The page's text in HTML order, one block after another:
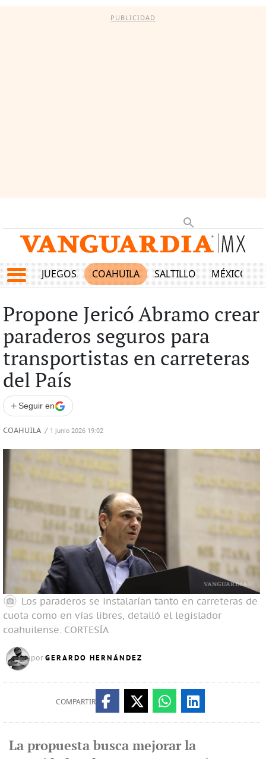
PUBLICIDAD
JUEGOS COAHUILA SALTILLO MÉXICO
Propone Jericó Abramo crear
paraderos seguros para
transportistas en carreteras
del País
+ Seguir en
COAHUILA / 1 junio 2026 19:02
Los paraderos se instalarían tanto en carreteras de
cuota como en vías libres, detalló el legislador
coahuilense. CORTESÍA
por GERARDO HERNÁNDEZ
COMPARTIR
La propuesta busca mejorar la